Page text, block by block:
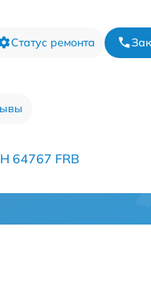
Статус ремонта
64767 FRB